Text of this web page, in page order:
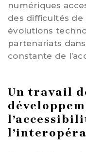
numériques
des difficultés de
évolutions
partenariats
constante de
Un travail